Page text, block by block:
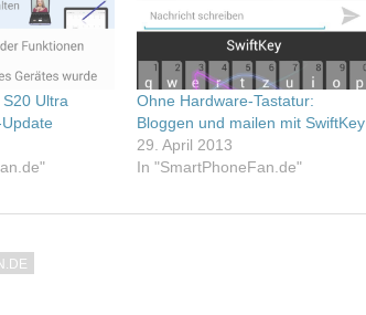
Ultra
Ohne Hardware-Tastatur:
Bloggen und mailen mit SwiftKey
29. April 2013
In "SmartPhoneFan.de"